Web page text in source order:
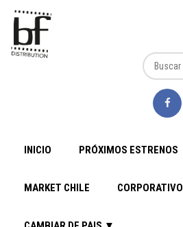
INICIO PRÓXIMOS ESTRENOS
MARKET CHILE CORPORATIVO